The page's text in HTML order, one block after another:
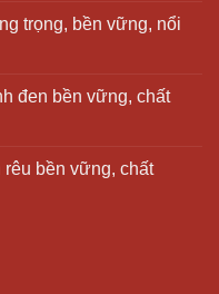
trọng, bền vững, nổi
đen bền vững, chất
bền vững, chất